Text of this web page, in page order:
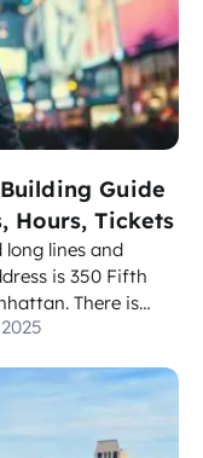
Guide
Hours, Tickets
lines and
is 350 Fifth
There is
and hours